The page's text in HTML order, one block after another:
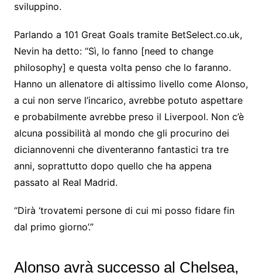
sviluppino.
Parlando a 101 Great Goals tramite BetSelect.co.uk,
Nevin ha detto: “Sì, lo fanno [need to change
philosophy] e questa volta penso che lo faranno.
Hanno un allenatore di altissimo livello come Alonso,
a cui non serve l’incarico, avrebbe potuto aspettare
e probabilmente avrebbe preso il Liverpool. Non c’è
alcuna possibilità al mondo che gli procurino dei
diciannovenni che diventeranno fantastici tra tre
anni, soprattutto dopo quello che ha appena
passato al Real Madrid.
“Dirà ‘trovatemi persone di cui mi posso fidare fin
dal primo giorno’.”
Alonso avrà successo al Chelsea,